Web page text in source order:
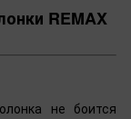
REMAX
не боится